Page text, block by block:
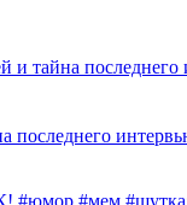
и тайна
последнего
#мем #шутка